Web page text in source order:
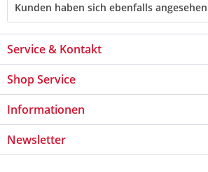
Kunden haben sich ebenfalls angesehen
Service & Kontakt
Shop Service
Informationen
Newsletter